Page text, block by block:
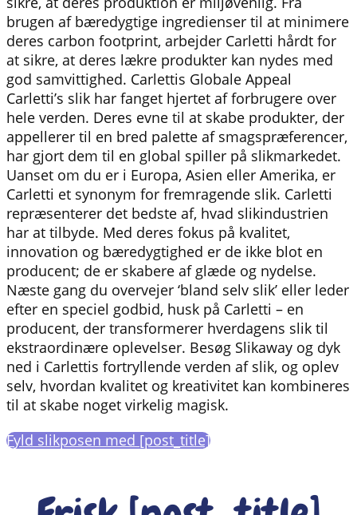
brugen af bæredygtige ingredienser til at minimere
deres carbon footprint, arbejder Carletti hårdt for
at sikre, at deres lækre produkter kan nydes med
god samvittighed. Carlettis Globale Appeal
Carletti’s slik har fanget hjertet af forbrugere over
hele verden. Deres evne til at skabe produkter, der
appellerer til en bred palette af smagspræferencer,
har gjort dem til en global spiller på slikmarkedet.
Uanset om du er i Europa, Asien eller Amerika, er
Carletti et synonym for fremragende slik. Carletti
repræsenterer det bedste af, hvad slikindustrien
har at tilbyde. Med deres fokus på kvalitet,
innovation og bæredygtighed er de ikke blot en
producent; de er skabere af glæde og nydelse.
Næste gang du overvejer ‘bland selv slik’ eller leder
efter en speciel godbid, husk på Carletti – en
producent, der transformerer hverdagens slik til
ekstraordinære oplevelser. Besøg Slikaway og dyk
ned i Carlettis fortryllende verden af slik, og oplev
selv, hvordan kvalitet og kreativitet kan kombineres
til at skabe noget virkelig magisk.
Fyld slikposen med [post_title]